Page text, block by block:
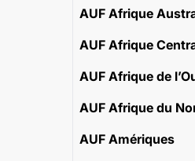
AUF Afrique
AUF Afrique
AUF Afrique de
AUF Afrique du
AUF Amériques